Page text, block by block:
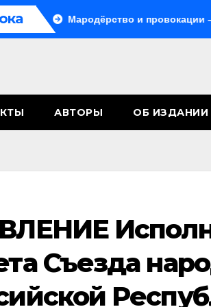
Мародёрство и провокации – как
АВТОРЫ ОБ ИЗДАНИИ
Съезда